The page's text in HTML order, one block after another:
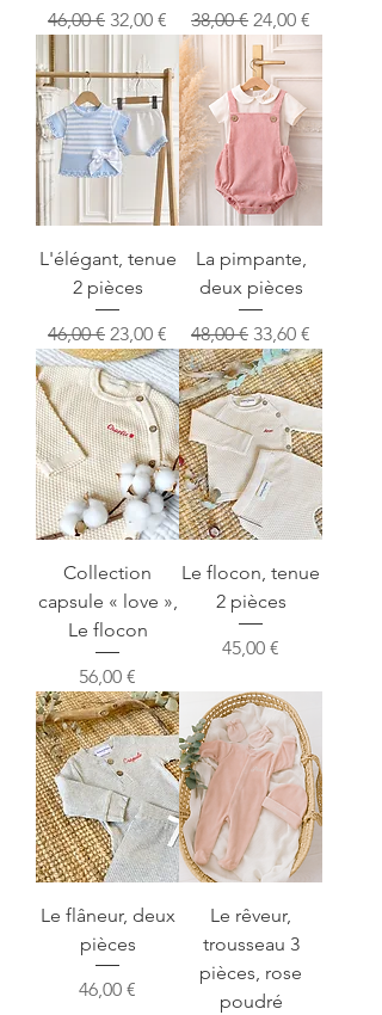
Prix original
46,00 € Prix promotionnel
32,00 €
Prix original
38,00 € Prix
24,00 €
L'élégant, tenue
2 pièces
Prix original
46,00 € Prix promotionnel
23,00 €
La pimpante,
deux pièces
Prix original
48,00 € Prix
33,60 €
Collection
capsule « love »,
Le flocon
Prix
56,00 €
Le flocon, tenue
2 pièces
Prix
45,00 €
Le flâneur, deux
pièces
Prix
46,00 €
Le rêveur,
trousseau 3
pièces, rose
poudré